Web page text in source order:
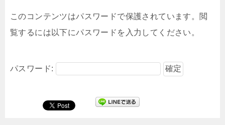
このコンテンツはパスワードで保護されています。閲
覧するには以下にパスワードを入力してください。
パスワード: